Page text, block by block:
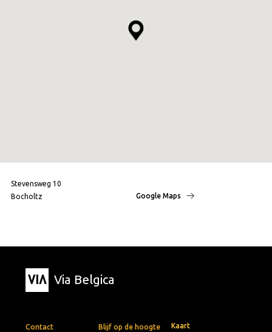
Stevensweg 10
Bocholtz
Google Maps
Via Belgica
Contact
Blijf op de hoogte
Kaart